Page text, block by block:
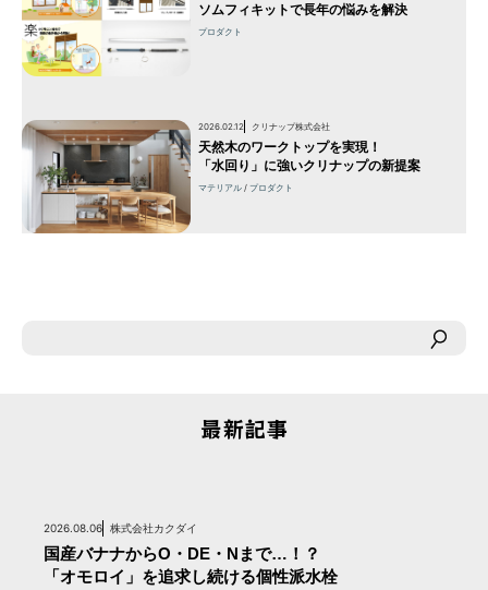
ソムフィキットで長年の悩みを解決
プロダクト
2026.02.12 クリナップ株式会社
天然木のワークトップを実現！
「水回り」に強いクリナップの新提案
マテリアル プロダクト
最新記事
2026.08.06 株式会社カクダイ
国産バナナからO・DE・Nまで…！？
「オモロイ」を追求し続ける個性派水栓